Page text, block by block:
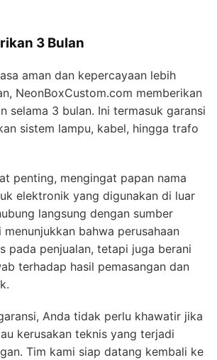
3 Bulan
aman dan kepercayaan lebih
NeonBoxCustom.com memberikan
selama 3 bulan. Ini termasuk garansi
sistem lampu, kabel, hingga trafo
penting, mengingat papan nama
elektronik yang digunakan di luar
langsung dengan sumber
bahwa perusahaan
pada penjualan, tetapi juga berani
terhadap hasil pemasangan dan
Anda tidak perlu khawatir jika
kerusakan teknis yang terjadi
Tim kami siap datang kembali ke